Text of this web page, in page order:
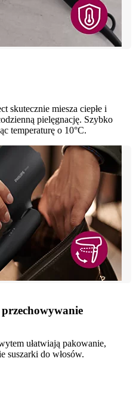
skutecznie miesza ciepłe i
pielęgnację. Szybko
temperaturę o 10°C.
ułatwiają pakowanie,
suszarki do włosów.